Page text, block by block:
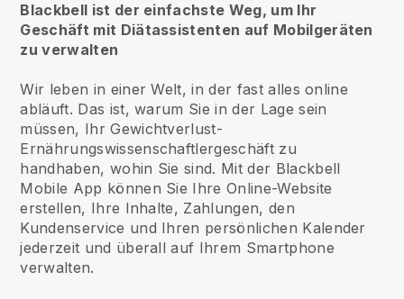
Blackbell ist der einfachste Weg, um Ihr
Geschäft mit Diätassistenten auf Mobilgeräten
zu verwalten
Wir leben in einer Welt, in der fast alles online
abläuft. Das ist, warum Sie in der Lage sein
müssen, Ihr Gewichtverlust-
Ernährungswissenschaftlergeschäft zu
handhaben, wohin Sie sind. Mit der Blackbell
Mobile App können Sie Ihre Online-Website
erstellen, Ihre Inhalte, Zahlungen, den
Kundenservice und Ihren persönlichen Kalender
jederzeit und überall auf Ihrem Smartphone
verwalten.